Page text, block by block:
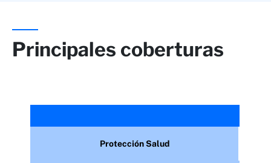
Principales coberturas
Protección Salud